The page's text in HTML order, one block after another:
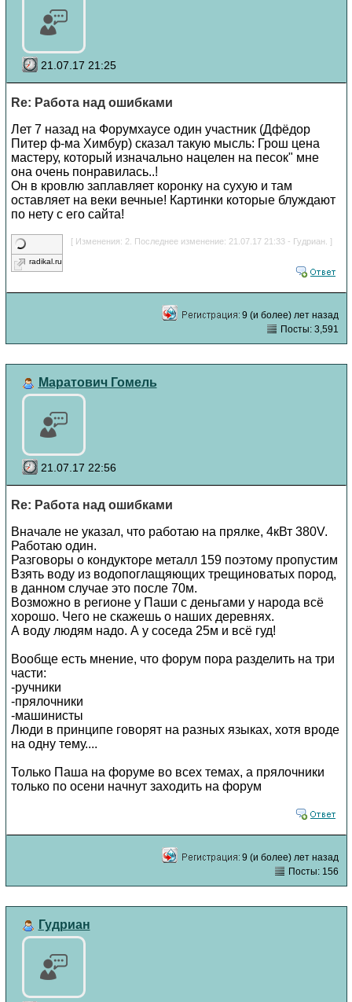
21.07.17 21:25
Re: Работа над ошибками
Лет 7 назад на Форумхаусе один участник (Дфёдор
Питер ф-ма Химбур) сказал такую мысль: Грош цена
мастеру, который изначально нацелен на песок" мне
она очень понравилась..!
Он в кровлю заплавляет коронку на сухую и там
оставляет на веки вечные! Картинки которые блуждают
по нету с его сайта!
radikal.ru
[ Изменения: 2. Последнее изменение: 21.07.17 21:33 - Гудриан. ]
9 (и более) лет назад
Посты: 3,591
Маратович Гомель
21.07.17 22:56
Re: Работа над ошибками
Вначале не указал, что работаю на прялке, 4кВт 380V.
Работаю один.
Разговоры о кондукторе металл 159 поэтому пропустим
Взять воду из водопоглащяющих трещиноватых пород,
в данном случае это после 70м.
Возможно в регионе у Паши с деньгами у народа всё
хорошо. Чего не скажешь о наших деревнях.
А воду людям надо. А у соседа 25м и всё гуд!
Вообще есть мнение, что форум пора разделить на три
части:
-ручники
-прялочники
-машинисты
Люди в принципе говорят на разных языках, хотя вроде
на одну тему....
Только Паша на форуме во всех темах, а прялочники
только по осени начнут заходить на форум
9 (и более) лет назад
Посты: 156
Гудриан